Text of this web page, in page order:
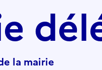
la mairie